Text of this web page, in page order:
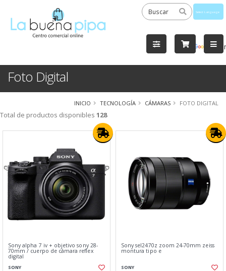
by
Foto Digital
INICIO TECNOLOGÍA CÁMARAS FOTO DIGITAL
Total de productos disponibles 128
Sony alpha 7 iv + objetivo sony 28-
70mm / cuerpo de cámara reflex
digital
SONY
Sony sel2470z zoom 24-70mm zeiss
montura tipo e
SONY